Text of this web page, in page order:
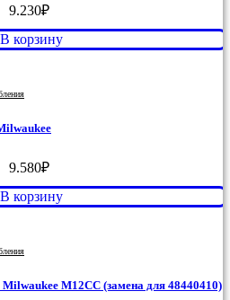
9.230₽
В корзину
9.580₽
В корзину
M12CC (замена для 48440410)